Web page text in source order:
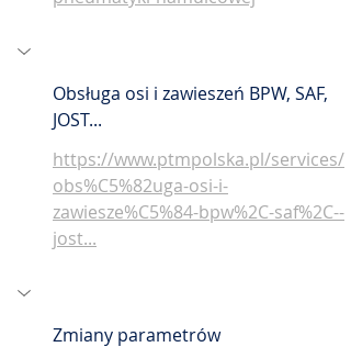
Obsługa osi i zawieszeń BPW, SAF,
JOST...
https://www.ptmpolska.pl/services/
obs%C5%82uga-osi-i-
zawiesze%C5%84-bpw%2C-saf%2C--
jost...
Zmiany parametrów